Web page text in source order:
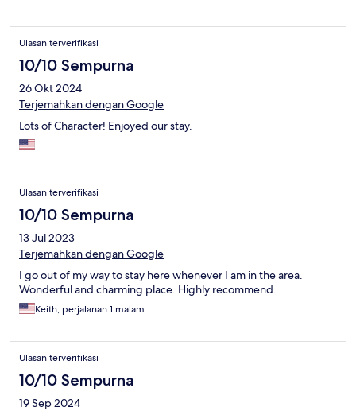
Ulasan terverifikasi
10/10 Sempurna
26 Okt 2024
Terjemahkan dengan Google
Lots of Character! Enjoyed our stay.
Ulasan terverifikasi
10/10 Sempurna
13 Jul 2023
Terjemahkan dengan Google
I go out of my way to stay here whenever I am in the area.
Wonderful and charming place. Highly recommend.
Keith, perjalanan 1 malam
Ulasan terverifikasi
10/10 Sempurna
19 Sep 2024